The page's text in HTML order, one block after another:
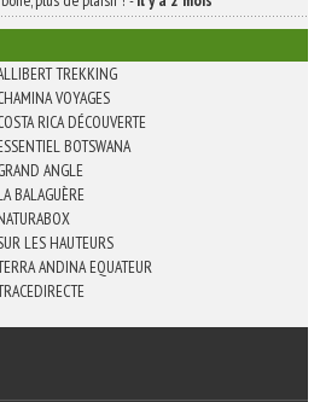
TREKKING
VOYAGES
RICA DÉCOUVERTE
BOTSWANA
ANGLE
BALAGUÈRE
LES HAUTEURS
ANDINA EQUATEUR